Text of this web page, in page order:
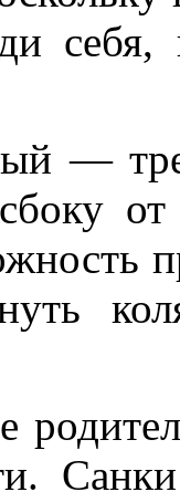
—